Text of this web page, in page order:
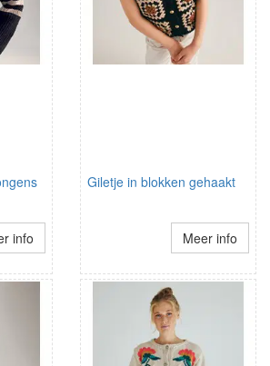
info
Giletje in blokken gehaakt
Meer info